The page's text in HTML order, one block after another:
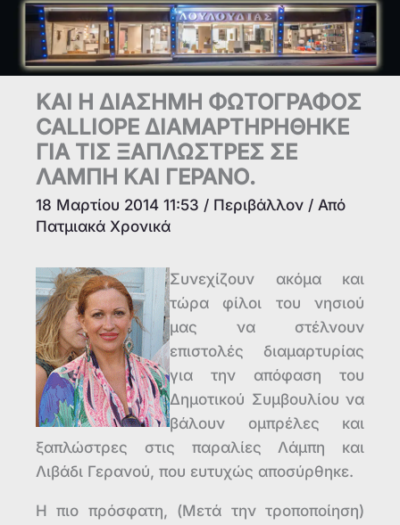
ΚΑΙ Η ΔΙΑΣΗΜΗ ΦΩΤΟΓΡΑΦΟΣ
CALLIOPE ΔΙΑΜΑΡΤΗΡΗΘΗΚΕ
ΓΙΑ ΤΙΣ ΞΑΠΛΩΣΤΡΕΣ ΣΕ
ΛΑΜΠΗ ΚΑΙ ΓΕΡΑΝΟ.
18 Μαρτίου 2014 11:53 / Περιβάλλον / Από
Πατμιακά Χρονικά
Συνεχίζουν ακόμα και
τώρα φίλοι του νησιού
μας να στέλνουν
επιστολές διαμαρτυρίας
για την απόφαση του
Δημοτικού Συμβουλίου να
βάλουν ομπρέλες και
ξαπλώστρες στις παραλίες Λάμπη και
Λιβάδι Γερανού, που ευτυχώς αποσύρθηκε.
Η πιο πρόσφατη, (Μετά την τροποποίηση)